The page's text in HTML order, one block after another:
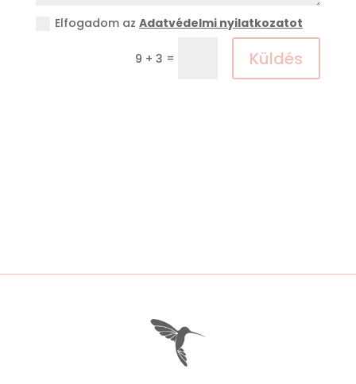
Elfogadom azAdatvédelmi nyilatkozatot
9 + 3 = Küldés